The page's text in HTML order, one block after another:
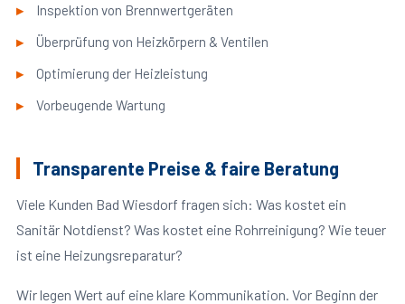
Inspektion von Brennwertgeräten
Überprüfung von Heizkörpern & Ventilen
Optimierung der Heizleistung
Vorbeugende Wartung
Transparente Preise & faire Beratung
Viele Kunden Bad Wiesdorf fragen sich: Was kostet ein
Sanitär Notdienst? Was kostet eine Rohrreinigung? Wie teuer
ist eine Heizungsreparatur?
Wir legen Wert auf eine klare Kommunikation. Vor Beginn der